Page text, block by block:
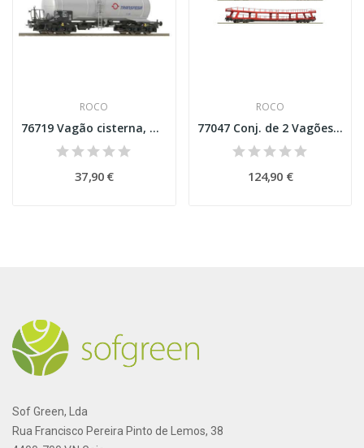
ROCO
76719 Vagão cisterna, Transfesa
37,90 €
ROCO
77047 Conj. de 2 Vagões de transporte de carros...
124,90 €
Sof Green, Lda
Rua Francisco Pereira Pinto de Lemos, 38